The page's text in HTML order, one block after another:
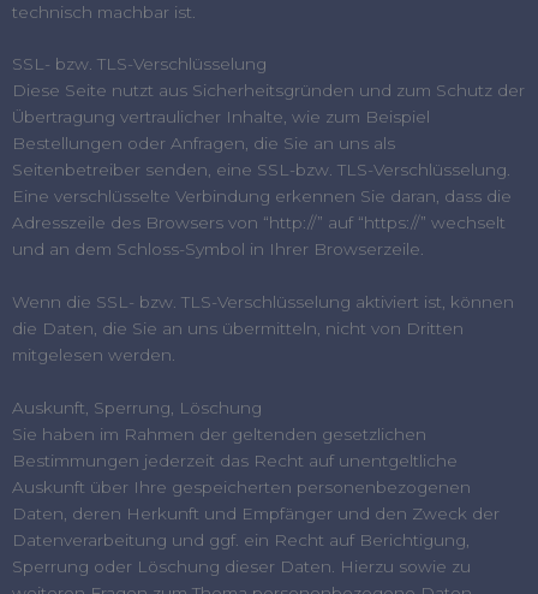
technisch machbar ist.
SSL- bzw. TLS-Verschlüsselung
Diese Seite nutzt aus Sicherheitsgründen und zum Schutz der
Übertragung vertraulicher Inhalte, wie zum Beispiel
Bestellungen oder Anfragen, die Sie an uns als
Seitenbetreiber senden, eine SSL-bzw. TLS-Verschlüsselung.
Eine verschlüsselte Verbindung erkennen Sie daran, dass die
Adresszeile des Browsers von “http://” auf “https://” wechselt
und an dem Schloss-Symbol in Ihrer Browserzeile.
Wenn die SSL- bzw. TLS-Verschlüsselung aktiviert ist, können
die Daten, die Sie an uns übermitteln, nicht von Dritten
mitgelesen werden.
Auskunft, Sperrung, Löschung
Sie haben im Rahmen der geltenden gesetzlichen
Bestimmungen jederzeit das Recht auf unentgeltliche
Auskunft über Ihre gespeicherten personenbezogenen
Daten, deren Herkunft und Empfänger und den Zweck der
Datenverarbeitung und ggf. ein Recht auf Berichtigung,
Sperrung oder Löschung dieser Daten. Hierzu sowie zu